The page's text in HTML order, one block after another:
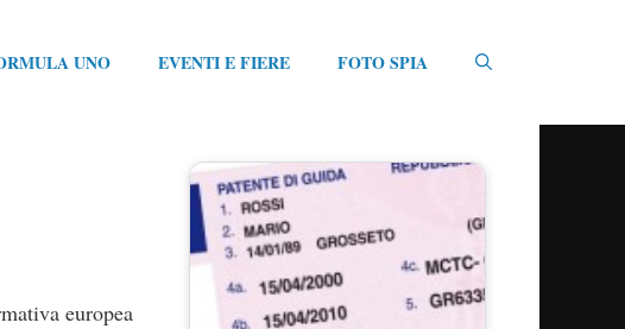
UNO EVENTI E FIERE FOTO SPIA
europea